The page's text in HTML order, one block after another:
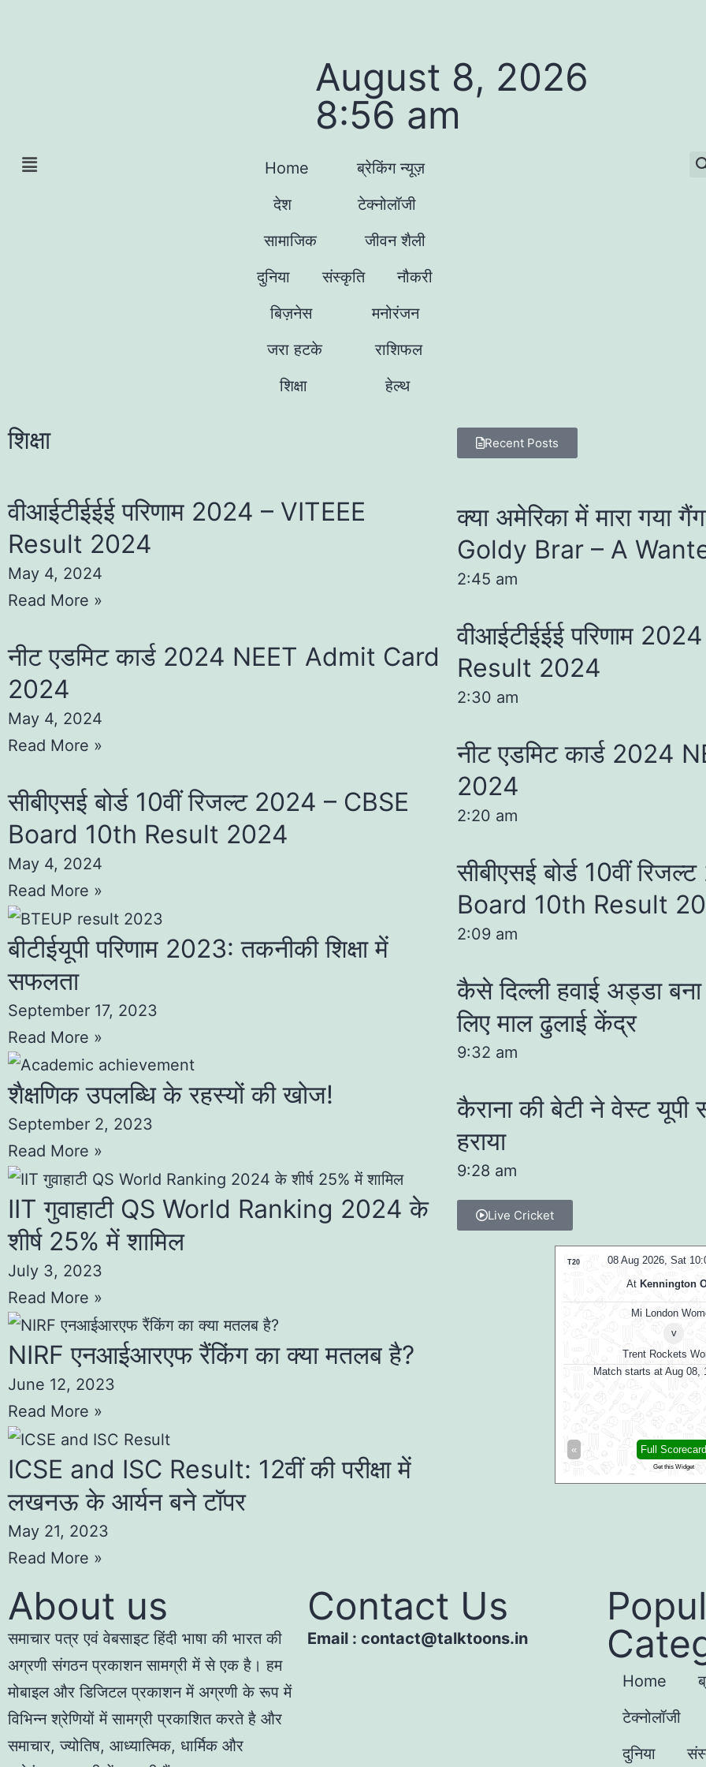
August 8, 2026
8:56 am
Home
ब्रेकिंग न्यूज़
देश
टेक्नोलॉजी
सामाजिक
जीवन शैली
दुनिया
संस्कृति
नौकरी
बिज़नेस
मनोरंजन
जरा हटके
राशिफल
शिक्षा
हेल्थ
शिक्षा
वीआईटीईईई परिणाम 2024 – VITEEE
Result 2024
May 4, 2024
Read More »
नीट एडमिट कार्ड 2024 NEET Admit Card
2024
May 4, 2024
Read More »
सीबीएसई बोर्ड 10वीं रिजल्ट 2024 – CBSE
Board 10th Result 2024
May 4, 2024
Read More »
बीटीईयूपी परिणाम 2023: तकनीकी शिक्षा में
सफलता
September 17, 2023
Read More »
शैक्षणिक उपलब्धि के रहस्यों की खोज!
September 2, 2023
Read More »
IIT गुवाहाटी QS World Ranking 2024 के
शीर्ष 25% में शामिल
July 3, 2023
Read More »
NIRF एनआईआरएफ रैंकिंग का क्या मतलब है?
June 12, 2023
Read More »
ICSE and ISC Result: 12वीं की परीक्षा में
लखनऊ के आर्यन बने टॉपर
May 21, 2023
Read More »
Recent Posts
क्या अमेरिका में मारा गया
Goldy Brar – A
2:45 am
वीआईटीईईई परिणाम
Result 2024
2:30 am
नीट एडमिट कार्ड 2024
2024
2:20 am
सीबीएसई बोर्ड 10वीं
Board 10th Result
2:09 am
कैसे दिल्ली हवाई अड्डा बना
लिए माल ढुलाई केंद्र
9:32 am
कैराना की बेटी ने वेस्ट यूपी
हराया
9:28 am
Live Cricket
08 Aug 2026, Sat
T20
At Kennington
Mi London
v
Trent Rockets
Match starts at Aug 08,
« Full Scorecard
Get this Widget
About us
समाचार पत्र एवं वेबसाइट हिंदी भाषा की भारत की
अग्रणी संगठन प्रकाशन सामग्री में से एक है। हम
मोबाइल और डिजिटल प्रकाशन में अग्रणी के रूप में
विभिन्न श्रेणियों में सामग्री प्रकाशित करते है और
समाचार, ज्योतिष, आध्यात्मिक, धार्मिक और
Contact Us
Email : contact@talktoons.in
Home
टेक्नोलॉजी
दुनिया